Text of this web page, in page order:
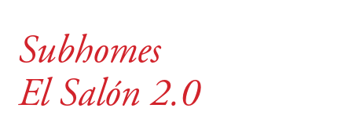
Subhomes
El Salón 2.0